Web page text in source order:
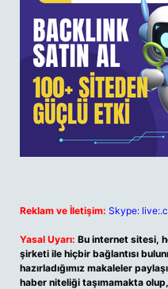
Reklam ve İletişim: Skype:
Yasal Uyarı: Bu internet sitesi,
şirketi ile hiçbir bağlantısı
hazırladığımız makaleler
haber niteliği taşımamakta